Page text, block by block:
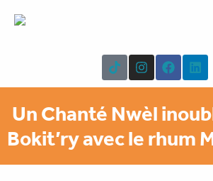
T
i
k
o
k
I
n
s
a
g
r
a
m
F
a
c
b
o
o
k
L
i
n
e
d
i
n
Un Chanté Nwèl
Bokit’ry avec le rhum